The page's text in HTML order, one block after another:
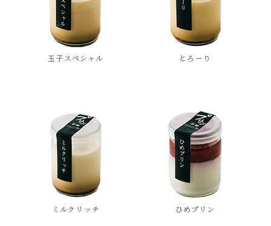
玉子スペシャル とろーり
ミルクリッチ ひめプリン